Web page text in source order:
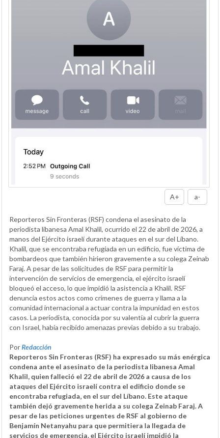
A+ a-
Reporteros Sin Fronteras (RSF) condena el asesinato de la
periodista libanesa Amal Khalil, ocurrido el 22 de abril de 2026, a
manos del Ejército israelí durante ataques en el sur del Líbano.
Khalil, que se encontraba refugiada en un edificio, fue víctima de
bombardeos que también hirieron gravemente a su colega Zeinab
Faraj. A pesar de las solicitudes de RSF para permitir la
intervención de servicios de emergencia, el ejército israelí
bloqueó el acceso, lo que impidió la asistencia a Khalil. RSF
denuncia estos actos como crímenes de guerra y llama a la
comunidad internacional a actuar contra la impunidad en estos
casos. La periodista, conocida por su valentía al cubrir la guerra
con Israel, había recibido amenazas previas debido a su trabajo.
PorRedacción
Reporteros Sin Fronteras (RSF) ha expresado su más enérgica
condena ante el asesinato de la periodista libanesa Amal
Khalil, quien falleció el 22 de abril de 2026 a causa de los
ataques del Ejército israelí contra el edificio donde se
encontraba refugiada, en el sur del Líbano. Este ataque
también dejó gravemente herida a su colega Zeinab Faraj. A
pesar de las peticiones urgentes de RSF al gobierno de
Benjamín Netanyahu para que permitiera la llegada de
servicios de emergencia, el Ejército israelí impidió la